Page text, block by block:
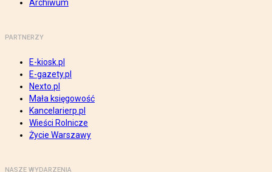
Archiwum
PARTNERZY
E-kiosk.pl
E-gazety.pl
Nexto.pl
Mała księgowość
Kancelarierp.pl
Wieści Rolnicze
Życie Warszawy
NASZE WYDARZENIA